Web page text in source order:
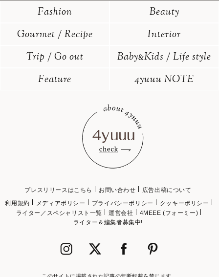
Fashion
Beauty
Gourmet / Recipe
Interior
Trip / Go out
Baby&Kids / Life style
Feature
4yuuu NOTE
プレスリリースはこちら お問い合わせ
広告出稿について
利用規約
メディアポリシー プライバシーポリシー
クッキーポリシー
ライター／スペシャリスト一覧
運営会社
4MEEE (フォーミー)
ライター＆編集者募集中!